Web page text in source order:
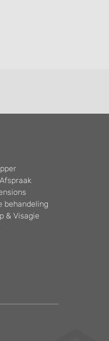
behandeling
& Visagie